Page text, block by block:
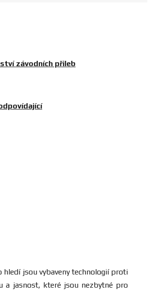
závodních přileb
jsou vybaveny technologií proti
a jasnost, které jsou nezbytné pro